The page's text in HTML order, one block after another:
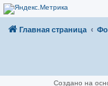
Главная страница
Создано на